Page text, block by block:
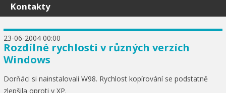
Kontakty
23-06-2004 00:00
Rozdílné rychlosti v různých verzích
Windows
Dorňáci si nainstalovali W98. Rychlost kopírování se podstatně
zlepšila oproti v XP.